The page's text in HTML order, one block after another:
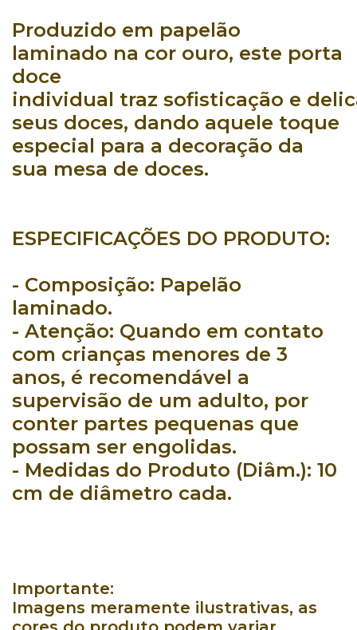
Produzido em papelão
laminado na cor ouro, este porta
doce
individual traz sofisticação e
seus doces, dando aquele toque
especial para a decoração da
sua mesa de doces.
ESPECIFICAÇÕES DO PRODUTO:
- Composição: Papelão
laminado.
- Atenção: Quando em contato
com crianças menores de 3
anos, é recomendável a
supervisão de um adulto, por
conter partes pequenas que
possam ser engolidas.
- Medidas do Produto (Diâm.): 10
cm de diâmetro cada.
Importante:
Imagens meramente ilustrativas, as